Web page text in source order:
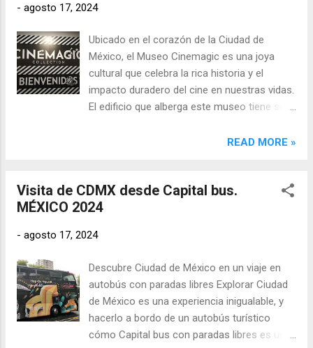
estudiantes y académicos hasta familias y
- agosto 17, 2024
Ubicado en el corazón de la Ciudad de
México, el Museo Cinemagic es una joya
cultural que celebra la rica historia y el
impacto duradero del cine en nuestras vidas.
El edificio que alberga este museo tiene su
construido a mediados del siglo XX como un
en 2005. Con su arquitectura que mezcla lo
clásico y lo moderno, el museo se ha
del séptimo arte, un lugar donde el pasado y
homenaje continuo a la magia de la pantalla
grande. La magia del cine En una sala de
cine, la magia cobra vida. Es un conjuro que
transforma simples imágenes en emociones
intensas, llevándonos a viajes inimaginables
READ MORE »
Visita de CDMX desde Capital bus.
MÉXICO 2024
- agosto 17, 2024
Descubre Ciudad de México en un viaje en
autobús con paradas libres Explorar Ciudad
de México es una experiencia inigualable, y
hacerlo a bordo de un autobús turístico
cómo Capital bus con paradas libres es una